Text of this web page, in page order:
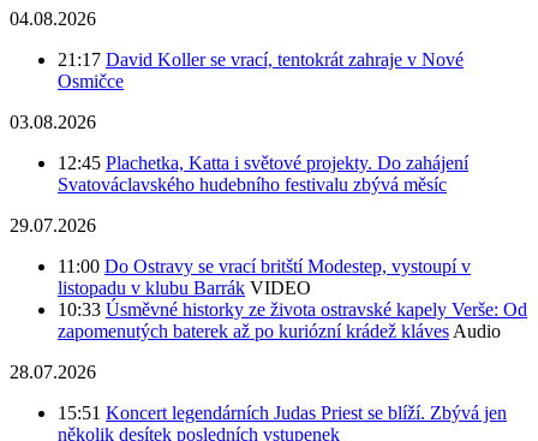
04.08.2026
21:17 David Koller se vrací, tentokrát zahraje v Nové
Osmičce
03.08.2026
12:45 Plachetka, Katta i světové projekty. Do zahájení
Svatováclavského hudebního festivalu zbývá měsíc
29.07.2026
11:00 Do Ostravy se vrací britští Modestep, vystoupí v
listopadu v klubu Barrák VIDEO
10:33 Úsměvné historky ze života ostravské kapely Verše: Od
zapomenutých baterek až po kuriózní krádež klávesAudio
28.07.2026
15:51 Koncert legendárních Judas Priest se blíží. Zbývá jen
několik desítek posledních vstupenek